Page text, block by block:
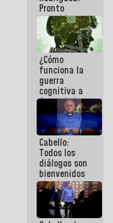
Pronto
restableceremos
las
operaciones
en el
Aeropuerto
Internacional
de
Maiquetía
¿Cómo
funciona la
guerra
cognitiva a
favor de la
narrativa
hegemónica?
(1)
Cabello:
Todos los
diálogos son
bienvenidos
siempre que
estén en el
marco de la
Constitución